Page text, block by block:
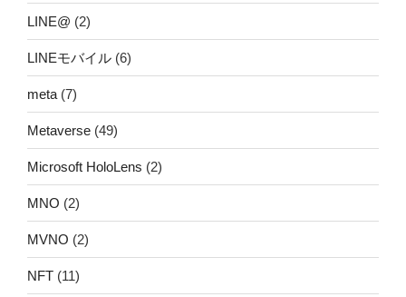
LINE@ (2)
LINEモバイル (6)
meta (7)
Metaverse (49)
Microsoft HoloLens (2)
MNO (2)
MVNO (2)
NFT (11)